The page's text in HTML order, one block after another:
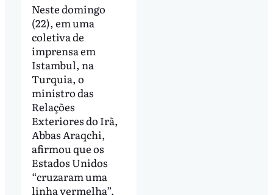
Neste domingo
(22), em uma
coletiva de
imprensa em
Istambul, na
Turquia, o
ministro das
Relações
Exteriores do Irã,
Abbas Araqchi,
afirmou que os
Estados Unidos
“cruzaram uma
linha vermelha”.